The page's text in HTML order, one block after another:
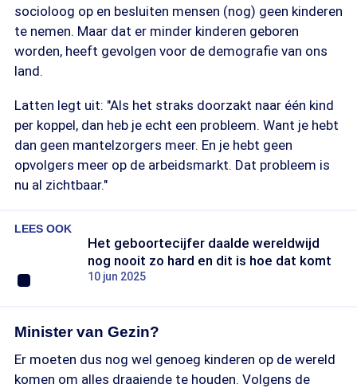
socioloog op en besluiten mensen (nog) geen kinderen
te nemen. Maar dat er minder kinderen geboren
worden, heeft gevolgen voor de demografie van ons
land.
Latten legt uit: "Als het straks doorzakt naar één kind
per koppel, dan heb je echt een probleem. Want je hebt
dan geen mantelzorgers meer. En je hebt geen
opvolgers meer op de arbeidsmarkt. Dat probleem is
nu al zichtbaar."
LEES OOK
Het geboortecijfer daalde wereldwijd
nog nooit zo hard en dit is hoe dat komt
10 jun 2025
Minister van Gezin?
Er moeten dus nog wel genoeg kinderen op de wereld
komen om alles draaiende te houden. Volgens de